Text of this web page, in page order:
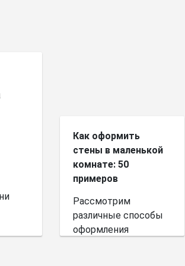
Как оформить
стены в маленькой
комнате: 50
примеров
Рассмотрим
различные способы
оформления